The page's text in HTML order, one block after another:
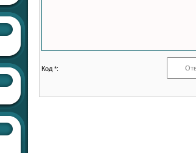
Код *: